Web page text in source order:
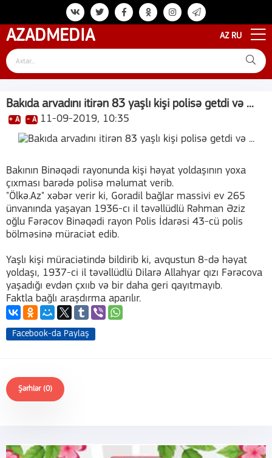
AZADMEDIA AZ RU
Bakıda arvadını itirən 83 yaşlı kişi polisə getdi və ...
+ A - A 11-09-2019, 10:35
Bakının Binəqədi rayonunda kişi həyat yoldaşının yoxa
çıxması barədə polisə məlumat verib.
"Ölkə.Az" xəbər verir ki, Goradil bağlar massivi ev 265
ünvanında yaşayan 1936-cı il təvəllüdlü Rəhman Əziz
oğlu Fərəcov Binəqədi rayon Polis İdarəsi 43-cü polis
bölməsinə müraciət edib.
Yaşlı kişi müraciətində bildirib ki, avqustun 8-də həyat
yoldaşı, 1937-ci il təvəllüdlü Dilarə Allahyar qızı Fərəcova
yaşadığı evdən çxııb və bir daha geri qayıtmayıb.
Faktla bağlı araşdırma aparılır.
Facebook-da Paylaş
Şərhlər (0)